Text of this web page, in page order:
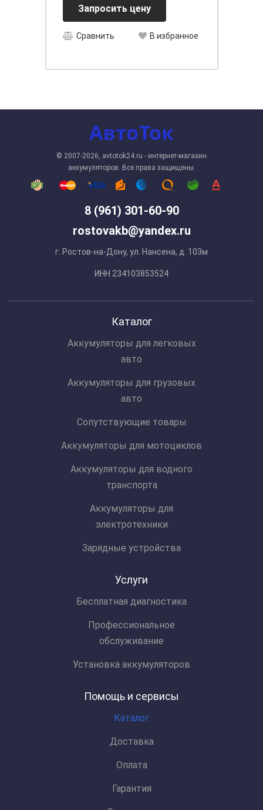
Запросить цену
Сравнить В избранное
8 (961) 301-60-90
rostovakb@yandex.ru
г. Ростов-на-Дону, ул. Нансена, д. 103м
ИНН 234103853524
© 2007-2026, avtotok24.ru - интернет-магазин
аккумуляторов. Все права защищены.
Каталог
Аккумуляторы для легковых
авто
Аккумуляторы для грузовых
авто
Сопутствующие товары
Аккумуляторы для мотоциклов
Аккумуляторы для водного
транспорта
Аккумуляторы для
электротехники
Зарядные устройства
Услуги
Бесплатная диагностика
Профессиональное
обслуживание
Установка аккумуляторов
Помощь и сервисы
Каталог
Доставка
Оплата
Гарантия